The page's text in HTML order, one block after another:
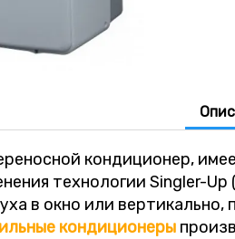
кондиционер,
технологии Singler-
в окно или
кондиционеры